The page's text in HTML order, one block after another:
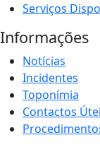
Serviços
Informações
Notícias
Incidentes
Toponímia
Contactos